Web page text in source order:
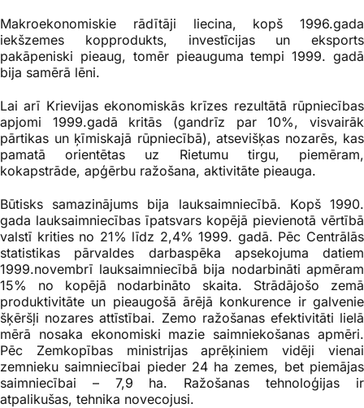
Makroekonomiskie rādītāji liecina, kopš 1996.gada
iekšzemes kopprodukts, investīcijas un eksports
pakāpeniski pieaug, tomēr pieauguma tempi 1999. gadā
bija samērā lēni.
Lai arī Krievijas ekonomiskās krīzes rezultātā rūpniecības
apjomi 1999.gadā kritās (gandrīz par 10%, visvairāk
pārtikas un ķīmiskajā rūpniecībā), atsevišķas nozarēs, kas
pamatā orientētas uz Rietumu tirgu, piemēram,
kokapstrāde, apģērbu ražošana, aktivitāte pieauga.
Būtisks samazinājums bija lauksaimniecībā. Kopš 1990.
gada lauksaimniecības īpatsvars kopējā pievienotā vērtībā
valstī krities no 21% līdz 2,4% 1999. gadā. Pēc Centrālās
statistikas pārvaldes darbaspēka apsekojuma datiem
1999.novembrī lauksaimniecībā bija nodarbināti apmēram
15% no kopējā nodarbināto skaita. Strādājošo zemā
produktivitāte un pieaugošā ārējā konkurence ir galvenie
šķēršļi nozares attīstībai. Zemo ražošanas efektivitāti lielā
mērā nosaka ekonomiski mazie saimniekošanas apmēri.
Pēc Zemkopības ministrijas aprēķiniem vidēji vienai
zemnieku saimniecībai pieder 24 ha zemes, bet piemājas
saimniecībai – 7,9 ha. Ražošanas tehnoloģijas ir
atpalikušas, tehnika novecojusi.